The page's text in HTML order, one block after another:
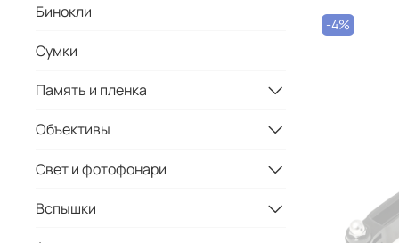
-4%
Бинокли
Сумки
Память и пленка
Объективы
Свет и фотофонари
Вспышки